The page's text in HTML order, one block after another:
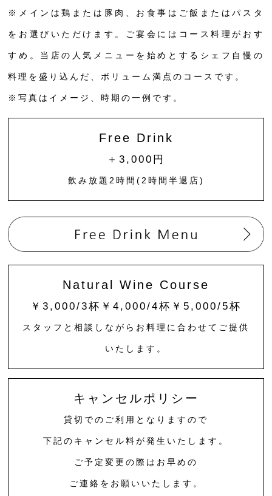
※メインは鶏または豚肉、お食事はご飯またはパスタ
をお選びいただけます。ご宴会にはコース料理がおす
すめ。当店の人気メニューを始めとするシェフ自慢の
料理を盛り込んだ、ボリューム満点のコースです。
※写真はイメージ、時期の一例です。
Free Drink
＋3,000円
飲み放題2時間(2時間半退店)
Natural Wine Course
￥3,000/3杯￥4,000/4杯￥5,000/5杯
スタッフと相談しながらお料理に合わせてご提供
いたします。
キャンセルポリシー
貸切でのご利用となりますので
下記のキャンセル料が発生いたします。
ご予定変更の際はお早めの
ご連絡をお願いいたします。